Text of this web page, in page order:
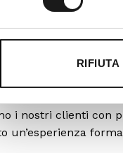
RIFIUTA
esperienza
nome di Rifugio
dell’outdoor a
i nostri clienti con
un’esperienza